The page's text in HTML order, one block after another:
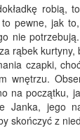
robią,
pewne, jak
nie
rąbek kurtyny,
czapki,
wnętrzu.
na początku,
Janka, jego
skończyć z